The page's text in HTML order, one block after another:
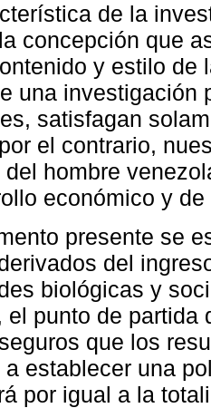
de la
concepción que
y estilo de
una investigación
satisfagan
el contrario,
del hombre
económico y de
presente se
del
biológicas y
el punto de
que los
a establecer una
por igual a la